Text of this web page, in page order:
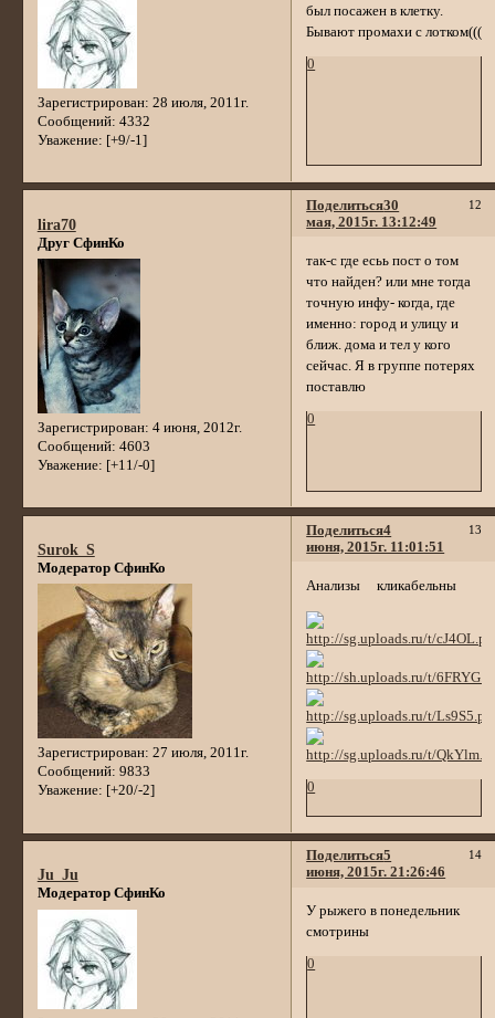
Зарегистрирован: 28 июля, 2011г.
Сообщений: 4332
Уважение: [+9/-1]
был посажен в клетку.
Бывают промахи с лотком(((
0
Поделиться 12
30
мая, 2015г. 13:12:49
lira70
Друг СфинКо
Зарегистрирован: 4 июня, 2012г.
Сообщений: 4603
Уважение: [+11/-0]
так-с где есьь пост о том
что найден? или мне тогда
точную инфу- когда, где
именно: город и улицу и
ближ. дома и тел у кого
сейчас. Я в группе потерях
поставлю
0
Поделиться 13
4
июня, 2015г. 11:01:51
Surok_S
Модератор СфинКо
Зарегистрирован: 27 июля, 2011г.
Сообщений: 9833
Уважение: [+20/-2]
Анализы кликабельны
0
Поделиться 14
5
июня, 2015г. 21:26:46
Ju_Ju
Модератор СфинКо
У рыжего в понедельник
смотрины
0